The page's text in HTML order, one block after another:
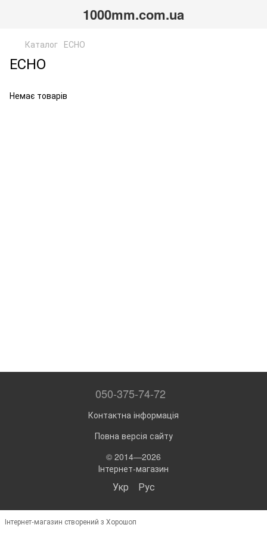
1000mm.com.ua
Каталог ЕСНО
ЕСНО
Немає товарів
050-375-74-72
Контактна інформація
Повна версія сайту
© 2014—2026
Інтернет-магазин
Укр Рус
Інтернет-магазин створений з Хорошоп